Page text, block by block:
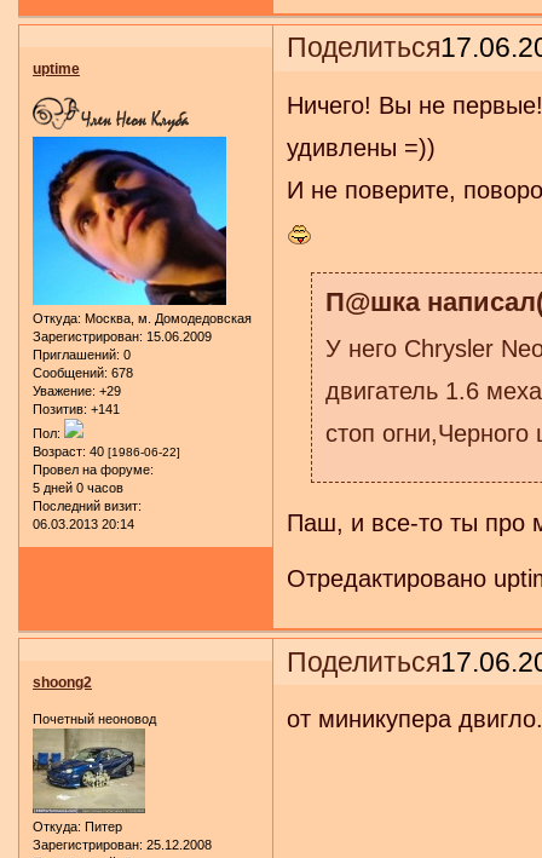
Поделиться
uptime
Откуда: Москва, м. Домодедовская
Зарегистрирован: 15.06.2009
Приглашений: 0
Сообщений: 678
Уважение: +29
Позитив: +141
Пол:
Возраст: 40 [1986-06-22]
Провел на форуме:
5 дней 0 часов
Последний визит:
06.03.2013 20:14
Ничего! Вы не
удивлены =))
И не поверите,
П@шка
У него Chrysler
двигатель 1.6
стоп огни,Черного
Паш, и все-то ты
Отредактировано
Поделиться
shoong2
Почетный неоновод
Откуда: Питер
Зарегистрирован: 25.12.2008
от миникупера